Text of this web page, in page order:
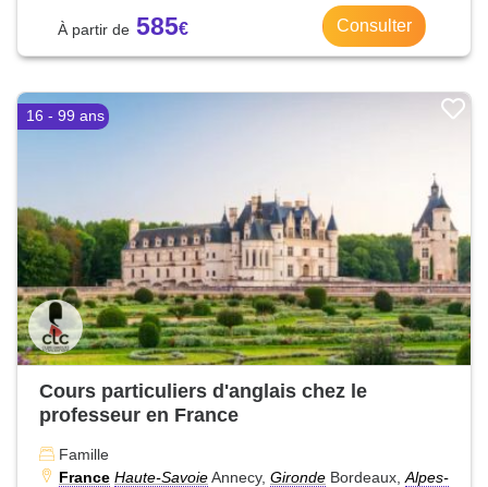
585 Consulter
16 - 99 ans
Cours particuliers d'anglais chez le
professeur en France
Famille
France Haute-SavoieAnnecy, Gironde Bordeaux, Alpes-